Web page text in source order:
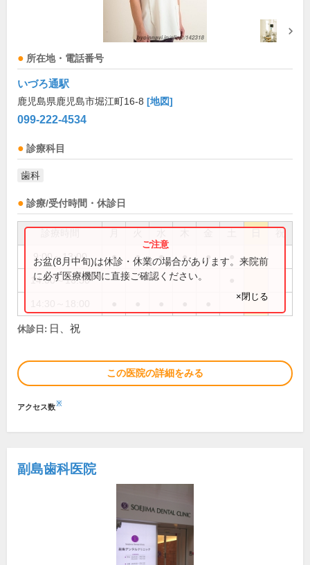
所在地・電話番号
いづろ通駅
鹿児島県鹿児島市堀江町16-8 [地図]
099-222-4534
診療科目
歯科
診療/受付時間・休診日
祝
9:00～13:00 ● ● ● ● ●
14:00～16:30
お盆(8月中旬)は休診・休業の場合があります。来院前
に必ず医療機関に直接ご確認ください。
×閉じる
休診日: 日、祝
この医院の詳細をみる
アクセス数※
副島歯科医院